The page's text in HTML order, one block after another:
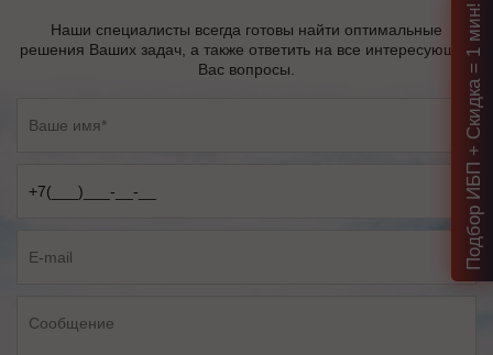
Наши специалисты всегда готовы найти оптимальные
решения Ваших задач, а также ответить на все интересующие
Вас вопросы.
Подбор ИБП + Скидка = 1 мин!